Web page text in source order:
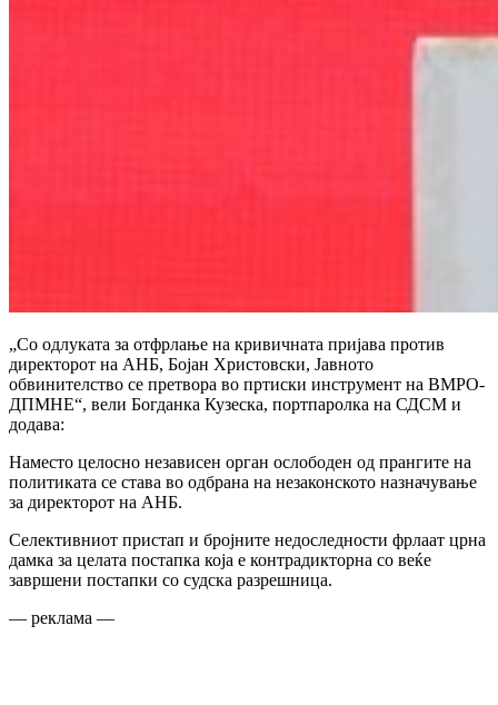
„Со одлуката за отфрлање на кривичната пријава против
директорот на АНБ, Бојан Христовски, Јавното
обвинителство се претвора во пртиски инструмент на ВМРО-
ДПМНЕ“, вели Богданка Кузеска, портпаролка на СДСМ и
додава:
Наместо целосно независен орган ослободен од прангите на
политиката се става во одбрана на незаконското назначување
за директорот на АНБ.
Селективниот пристап и бројните недоследности фрлаат црна
дамка за целата постапка која е контрадикторна со веќе
завршени постапки со судска разрешница.
— реклама —